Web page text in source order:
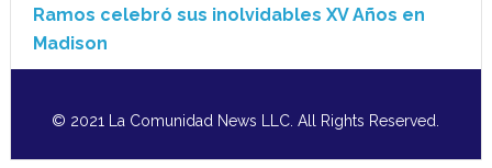
Ramos celebró sus inolvidables XV Años en
Madison
© 2021 La Comunidad News LLC. All Rights Reserved.